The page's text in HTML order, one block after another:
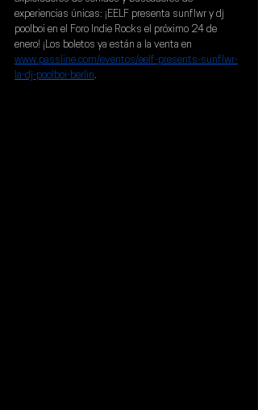
experiencias únicas: ¡EELF presenta sunflwr y dj
poolboi en el Foro Indie Rocks el próximo 24 de
enero! ¡Los boletos ya están a la venta en
www.passline.com/eventos/eelf-presents-sunflwr-
la-dj-poolboi-berlin.